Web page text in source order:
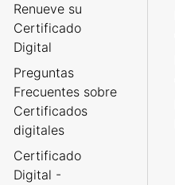
Renueve su
Certificado
Digital
Preguntas
Frecuentes sobre
Certificados
digitales
Certificado
Digital -